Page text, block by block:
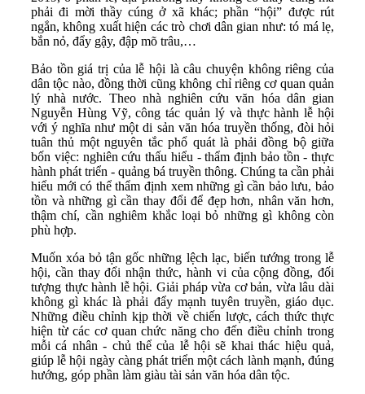
phải đi mời thầy cúng ở xã khác; phần “hội” được rút
ngắn, không xuất hiện các trò chơi dân gian như: tó má lẹ,
bắn nỏ, đẩy gậy, đập mõ trâu,…
Bảo tồn giá trị của lễ hội là câu chuyện không riêng của
dân tộc nào, đồng thời cũng không chỉ riêng cơ quan quản
lý nhà nước. Theo nhà nghiên cứu văn hóa dân gian
Nguyễn Hùng Vỹ, công tác quản lý và thực hành lễ hội
với ý nghĩa như một di sản văn hóa truyền thống, đòi hỏi
tuân thủ một nguyên tắc phổ quát là phải đồng bộ giữa
bốn việc: nghiên cứu thấu hiểu - thẩm định bảo tồn - thực
hành phát triển - quảng bá truyền thông. Chúng ta cần phải
hiểu mới có thể thẩm định xem những gì cần bảo lưu, bảo
tồn và những gì cần thay đổi để đẹp hơn, nhân văn hơn,
thậm chí, cần nghiêm khắc loại bỏ những gì không còn
phù hợp.
Muốn xóa bỏ tận gốc những lệch lạc, biến tướng trong lễ
hội, cần thay đổi nhận thức, hành vi của cộng đồng, đối
tượng thực hành lễ hội. Giải pháp vừa cơ bản, vừa lâu dài
không gì khác là phải đẩy mạnh tuyên truyền, giáo dục.
Những điều chỉnh kịp thời về chiến lược, cách thức thực
hiện từ các cơ quan chức năng cho đến điều chỉnh trong
mỗi cá nhân - chủ thể của lễ hội sẽ khai thác hiệu quả,
giúp lễ hội ngày càng phát triển một cách lành mạnh, đúng
hướng, góp phần làm giàu tài sản văn hóa dân tộc.